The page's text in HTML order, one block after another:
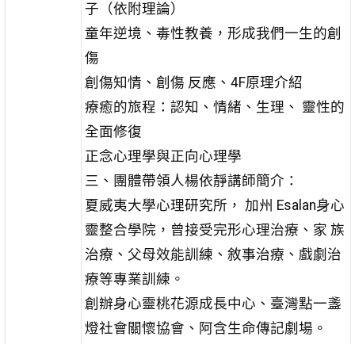
子（依附理論）
童年逆境、毒性教養，形成我們一生的創
傷
創傷知情、創傷 反應、4F原理介紹
療癒的旅程：認知、情緒、生理、 靈性的
全面修復
正念心理學與正向心理學
三、團體帶領人楊依靜講師簡介：
夏威夷大學心理研究所， 加州 Esalan身心
靈整合學院，曾接受完形心理治療、家 族
治療、父母效能訓練、敘事治療、戲劇治
療等專業訓練。
創辦身心靈桃花源成長中心、臺灣點一盞
燈社會關懷協會、阿含生命傳記劇場。